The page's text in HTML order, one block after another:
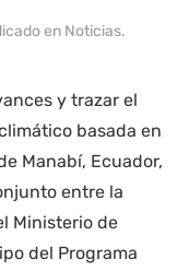
en Noticias.
y trazar el
basada en
Manabí, Ecuador,
entre la
Ministerio de
del Programa